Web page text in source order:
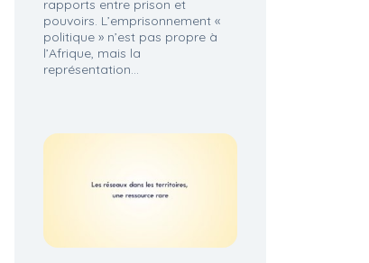
rapports entre prison et
pouvoirs. L’emprisonnement «
politique » n’est pas propre à
l’Afrique, mais la
représentation...